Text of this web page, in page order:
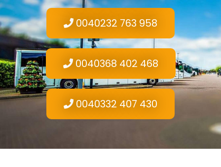
0040232 763 958
0040368 402 468
0040332 407 430